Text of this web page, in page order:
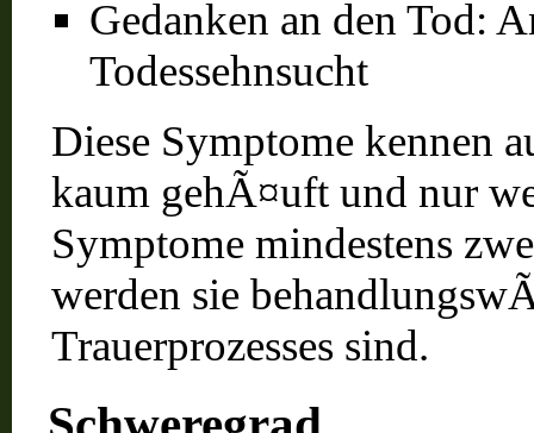
Gedanken an den Tod:
Todessehnsucht
Diese Symptome kennen
kaum gehÃ¤uft und nur
Symptome mindestens
werden sie
Trauerprozesses sind.